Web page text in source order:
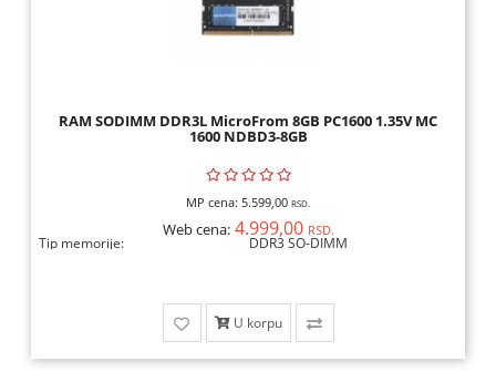
RAM SODIMM DDR3L MicroFrom 8GB PC1600 1.35V MC
1600 NDBD3-8GB
MP cena: 5.599,00 RSD.
Web cena: 4.999,00 RSD.
Tip memorije: DDR3 SO-DIMM
U korpu